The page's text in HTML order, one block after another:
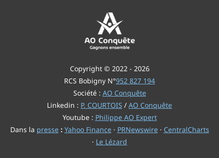
Copyright © 2022 - 2026
RCS Bobigny N°952 827 194
Société : AO Conquête
Linkedin : P. COURTOIS / AO Conquête
Youtube : Philippe AO Expert
Dans la presse: Yahoo Finance· PRNewswire· CentralCharts
· Le Lézard